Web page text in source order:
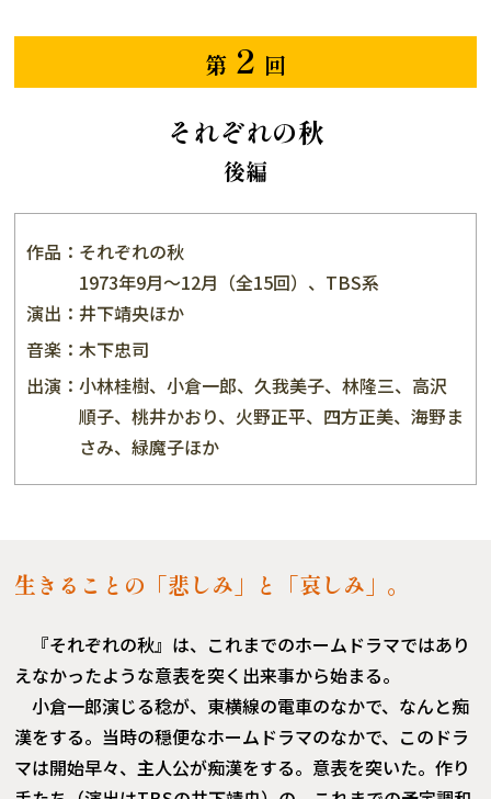
第 2 回
それぞれの秋
後編
作品： それぞれの秋
1973年9月〜12月（全15回）、TBS系
演出：井下靖央ほか
音楽：木下忠司
出演：小林桂樹、小倉一郎、久我美子、林隆三、高沢
順子、桃井かおり、火野正平、四方正美、海野ま
さみ、緑魔子ほか
生きることの「悲しみ」と「哀しみ」。
『それぞれの秋』は、これまでのホームドラマではあり
えなかったような意表を突く出来事から始まる。
小倉一郎演じる稔が、東横線の電車のなかで、なんと痴
漢をする。当時の穏便なホームドラマのなかで、このドラ
マは開始早々、主人公が痴漢をする。意表を突いた。作り